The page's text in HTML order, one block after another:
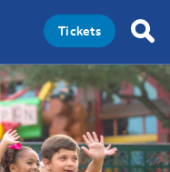
Tickets